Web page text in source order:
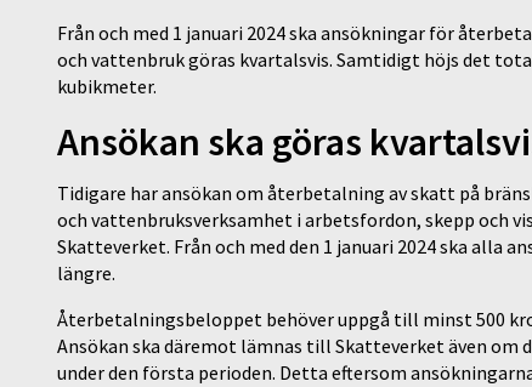
Från och med 1 januari 2024 ska ansökningar för
och vattenbruk göras kvartalsvis. Samtidigt höjs det
kubikmeter.
Ansökan ska göras
Tidigare har ansökan om återbetalning av skatt på
och vattenbruksverksamhet i arbetsfordon, skepp och
Skatteverket. Från och med den 1 januari 2024 ska alla
längre.
Återbetalningsbeloppet behöver uppgå till minst 500
Ansökan ska däremot lämnas till Skatteverket även
under den första perioden. Detta eftersom